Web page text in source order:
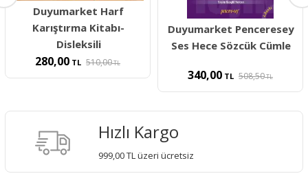
Duyumarket Harf
Karıştırma Kitabı-
Disleksili
280,00 TL 510,00TL
Duyumarket Penceresey
Ses Hece Sözcük Cümle
340,00 TL 508,50TL
Hızlı Kargo
999,00 TL üzeri ücretsiz